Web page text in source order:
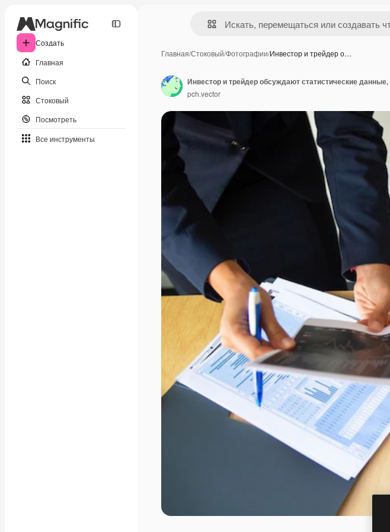
Создать
Главная
Поиск
Стоковый
Посмотреть
Все инструменты
Главная/Стоковый/Фотографии/Инвестор и трейдер о…
pch.vector